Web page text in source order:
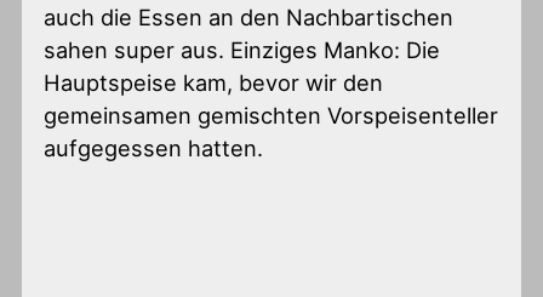
auch die Essen an den Nachbartischen
sahen super aus. Einziges Manko: Die
Hauptspeise kam, bevor wir den
gemeinsamen gemischten Vorspeisenteller
aufgegessen hatten.